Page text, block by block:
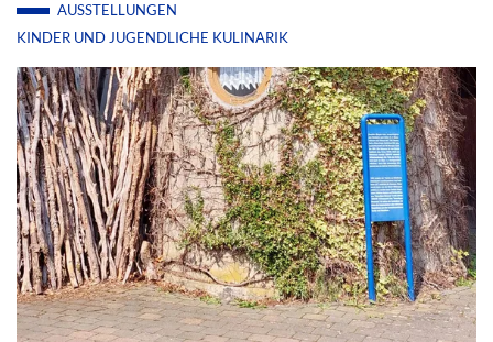
AUSSTELLUNGEN
KINDER UND JUGENDLICHE KULINARIK